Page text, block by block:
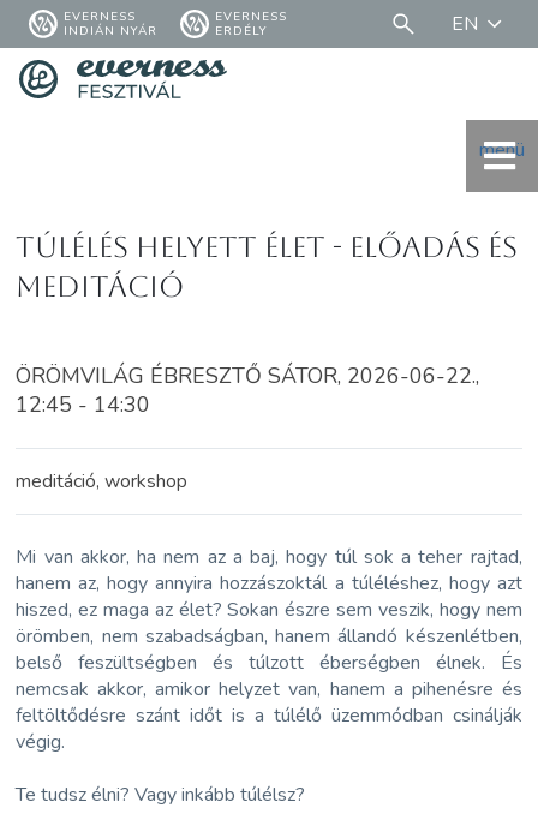
EVERNESS
INDIÁN NYÁR
EVERNESS
ERDÉLY
EN
menü
Túlélés helyett élet - előadás és
meditáció
ÖRÖMVILÁG ÉBRESZTŐ SÁTOR, 2026-06-22.,
12:45 - 14:30
meditáció, workshop
Mi van akkor, ha nem az a baj, hogy túl sok a teher rajtad,
hanem az, hogy annyira hozzászoktál a túléléshez, hogy azt
hiszed, ez maga az élet? Sokan észre sem veszik, hogy nem
örömben, nem szabadságban, hanem állandó készenlétben,
belső feszültségben és túlzott éberségben élnek. És
nemcsak akkor, amikor helyzet van, hanem a pihenésre és
feltöltődésre szánt időt is a túlélő üzemmódban csinálják
végig.
Te tudsz élni? Vagy inkább túlélsz?